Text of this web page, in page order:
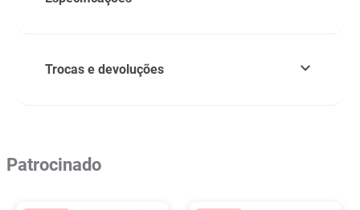
Trocas e devoluções
Patrocinado